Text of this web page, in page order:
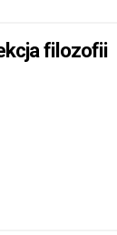
filozofii